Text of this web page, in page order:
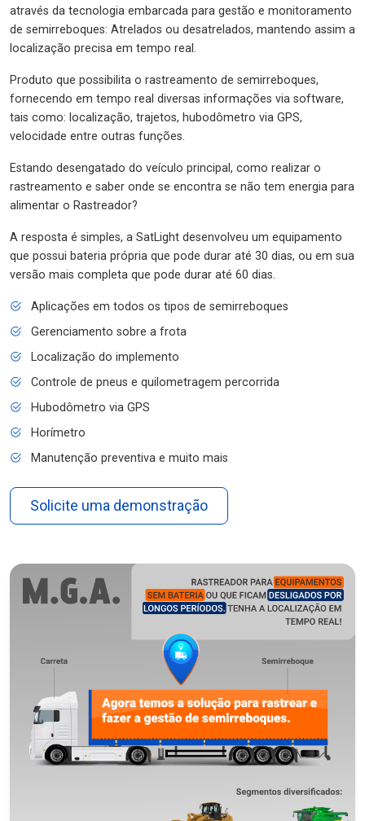
através da tecnologia embarcada para gestão e monitoramento
de semirreboques: Atrelados ou desatrelados, mantendo assim a
localização precisa em tempo real.
Produto que possibilita o rastreamento de semirreboques,
fornecendo em tempo real diversas informações via software,
tais como: localização, trajetos, hubodômetro via GPS,
velocidade entre outras funções.
Estando desengatado do veículo principal, como realizar o
rastreamento e saber onde se encontra se não tem energia para
alimentar o Rastreador?
A resposta é simples, a SatLight desenvolveu um equipamento
que possui bateria própria que pode durar até 30 dias, ou em sua
versão mais completa que pode durar até 60 dias.
Aplicações em todos os tipos de semirreboques
Gerenciamento sobre a frota
Localização do implemento
Controle de pneus e quilometragem percorrida
Hubodômetro via GPS
Horímetro
Manutenção preventiva e muito mais
Solicite uma demonstração